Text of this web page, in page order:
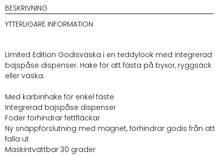
mängd
BESKRIVNING
YTTERLIGARE INFORMATION
Limited Edition Godisväska i en teddylook med integrerad
bajspåse dispenser. Hake för att fästa på byxor, ryggsäck
eller väska.
Med karbinhake för enkel fäste
Integrerad bajspåse dispenser
Foder förhindrar fettfläckar
Ny snäppförslutning med magnet, förhindrar godis från att
falla ut
Maskintvättbar 30 grader